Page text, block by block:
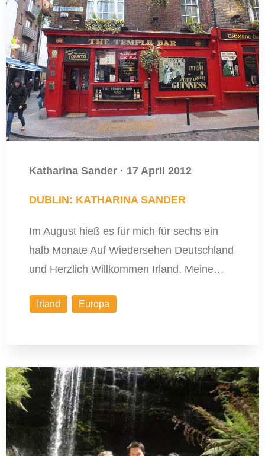
Katharina Sander · 17 April 2012
DUBLIN: KATHARINA SANDER
Im August hieß es für mich für sechs ein
halb Monate Auf Wiedersehen Deutschland
und Herzlich Willkommen Irland. Meine…
Irland Europa